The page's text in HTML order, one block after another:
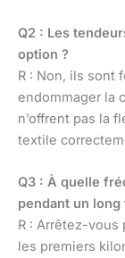
Q2 : Les
option ?
R : Non, ils sont
endommager la
n’offrent pas la
textile
Q3 : À quelle
pendant un long
R : Arrêtez-
les premiers